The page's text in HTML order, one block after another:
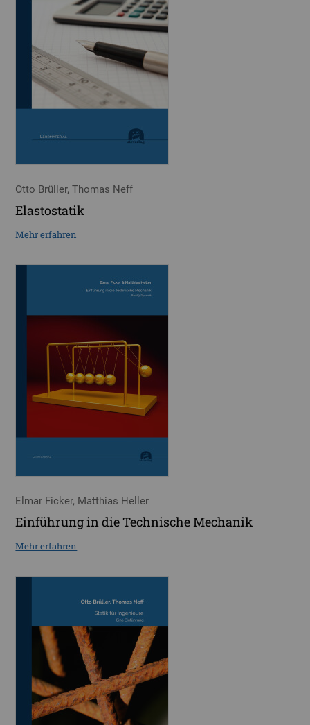
Otto Brüller, Thomas Neff
Elastostatik
Mehr erfahren
Elmar Ficker, Matthias Heller
Einführung in die Technische Mechanik
Mehr erfahren